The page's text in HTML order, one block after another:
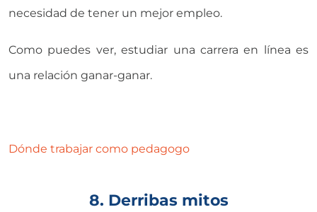
necesidad de tener un mejor empleo.
Como puedes ver, estudiar una carrera en línea es
una relación ganar-ganar.
Dónde trabajar como pedagogo
8. Derribas mitos